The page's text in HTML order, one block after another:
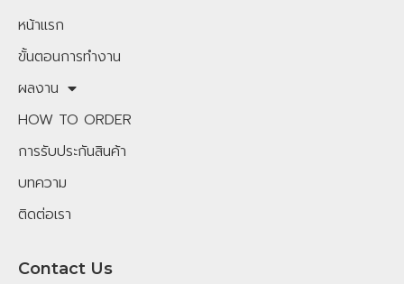
หน้าแรก
ขั้นตอนการทำงาน
ผลงาน
HOW TO ORDER
การรับประกันสินค้า
บทความ
ติดต่อเรา
Contact Us